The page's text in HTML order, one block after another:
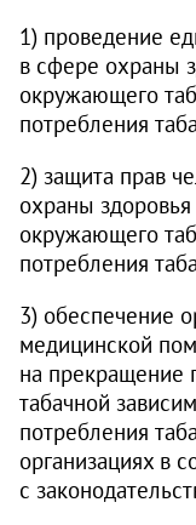
1) проведение
в сфере охраны
окружающего
потребления
2) защита прав
охраны
окружающего
потребления
3) обеспечение
медицинской
на прекращение
табачной
потребления
организациях в
с